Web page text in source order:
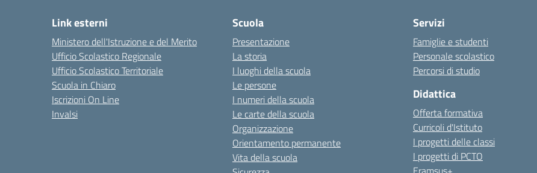
Link esterni
Ministero dell'Istruzione e del Merito
Ufficio Scolastico Regionale
Ufficio Scolastico Territoriale
Scuola in Chiaro
Iscrizioni On Line
Invalsi
Scuola
Presentazione
La storia
I luoghi della scuola
Le persone
I numeri della scuola
Le carte della scuola
Organizzazione
Orientamento permanente
Vita della scuola
Servizi
Famiglie e studenti
Personale scolastico
Percorsi di studio
Didattica
Offerta formativa
Curricoli d'Istituto
I progetti delle classi
I progetti di PCTO